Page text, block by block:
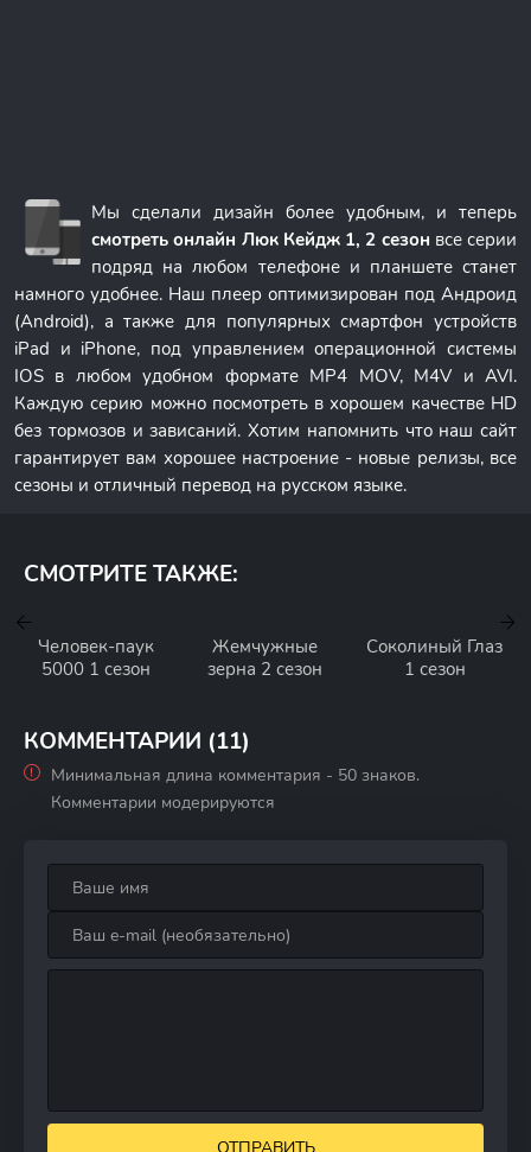
Мы сделали дизайн более удобным, и теперь
смотреть онлайн Люк Кейдж 1, 2 сезон все серии
подряд на любом телефоне и планшете станет
намного удобнее. Наш плеер оптимизирован под Андроид
(Android), а также для популярных смартфон устройств
iPad и iPhone, под управлением операционной системы
IOS в любом удобном формате MP4 MOV, M4V и AVI.
Каждую серию можно посмотреть в хорошем качестве HD
без тормозов и зависаний. Хотим напомнить что наш сайт
гарантирует вам хорошее настроение - новые релизы, все
сезоны и отличный перевод на русском языке.
СМОТРИТЕ ТАКЖЕ:
Человек-паук
5000 1 сезон
Жемчужные
зерна 2 сезон
Соколиный Глаз
1 сезон
КОММЕНТАРИИ (11)
Минимальная длина комментария - 50 знаков.
Комментарии модерируются
ОТПРАВИТЬ